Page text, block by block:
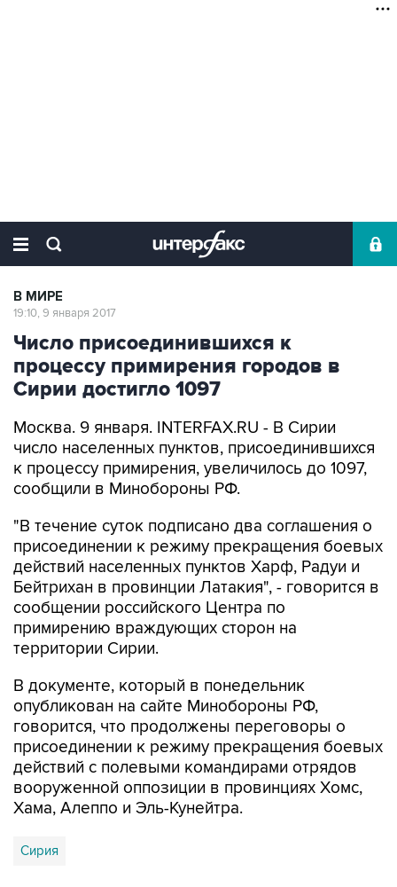
В МИРЕ
19:10, 9 января 2017
Число присоединившихся к
процессу примирения городов в
Сирии достигло 1097
Москва. 9 января. INTERFAX.RU - В Сирии
число населенных пунктов, присоединившихся
к процессу примирения, увеличилось до 1097,
сообщили в Минобороны РФ.
"В течение суток подписано два соглашения о
присоединении к режиму прекращения боевых
действий населенных пунктов Харф, Радуи и
Бейтрихан в провинции Латакия", - говорится в
сообщении российского Центра по
примирению враждующих сторон на
территории Сирии.
В документе, который в понедельник
опубликован на сайте Минобороны РФ,
говорится, что продолжены переговоры о
присоединении к режиму прекращения боевых
действий с полевыми командирами отрядов
вооруженной оппозиции в провинциях Хомс,
Хама, Алеппо и Эль-Кунейтра.
Сирия